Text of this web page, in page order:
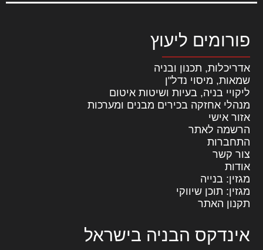
פורומים ליעוץ
אדריכלות, תכנון ובניה
שמאות, מיסוי נדל"ן
ליקויי בניה, בעיות ושיטות איטום
מנהלי אחזקה בכירים מבנים ומערכות
אזור אישי
הרשמה לאתר
התחברות
צור קשר
אודות
מגזין: בנייה
מגזין: תוכן שיווקי
תקנון האתר
אינדקס הבניה בישראל